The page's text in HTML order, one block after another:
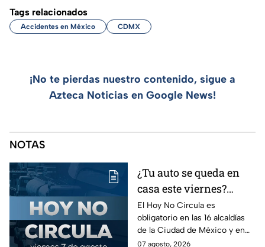
Tags relacionados
Accidentes en México CDMX
¡No te pierdas nuestro contenido, sigue a
Azteca Noticias en Google News!
NOTAS
¿Tu auto se queda en
casa este viernes?
Revisa el Hoy No
Circula de este 7 de
agosto
El Hoy No Circula es
obligatorio en las 16 alcaldías
de la Ciudad de México y en
los municipios conurbados del
07 agosto, 2026